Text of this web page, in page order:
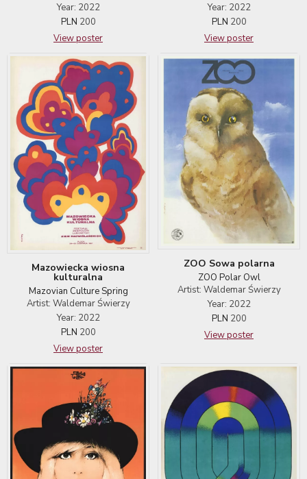
Year: 2022
PLN 200
View poster
Year: 2022
PLN 200
View poster
Mazowiecka wiosna
kulturalna
Mazovian Culture Spring
Artist: Waldemar Świerzy
Year: 2022
PLN 200
View poster
ZOO Sowa polarna
ZOO Polar Owl
Artist: Waldemar Świerzy
Year: 2022
PLN 200
View poster